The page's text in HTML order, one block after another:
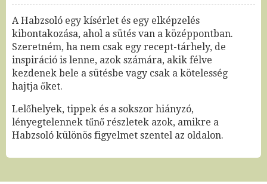
A Habzsoló egy kísérlet és egy elképzelés
kibontakozása, ahol a sütés van a középpontban.
Szeretném, ha nem csak egy recept-tárhely, de
inspiráció is lenne, azok számára, akik félve
kezdenek bele a sütésbe vagy csak a kötelesség
hajtja őket.
Lelőhelyek, tippek és a sokszor hiányzó,
lényegtelennek tűnő részletek azok, amikre a
Habzsoló különös figyelmet szentel az oldalon.